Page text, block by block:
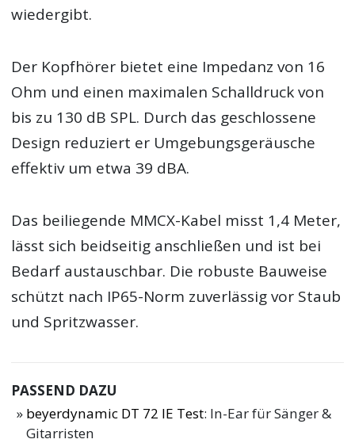
wiedergibt.
Der Kopfhörer bietet eine Impedanz von 16
Ohm und einen maximalen Schalldruck von
bis zu 130 dB SPL. Durch das geschlossene
Design reduziert er Umgebungsgeräusche
effektiv um etwa 39 dBA.
Das beiliegende MMCX-Kabel misst 1,4 Meter,
lässt sich beidseitig anschließen und ist bei
Bedarf austauschbar. Die robuste Bauweise
schützt nach IP65-Norm zuverlässig vor Staub
und Spritzwasser.
PASSEND DAZU
beyerdynamic DT 72 IE Test: In-Ear für Sänger &
Gitarristen